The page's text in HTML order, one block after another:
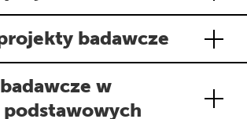
badawcze
w
podstawowych